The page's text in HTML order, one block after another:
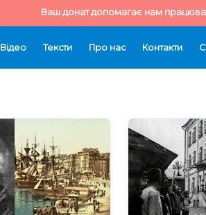
Ваш донат допомагає нам
Відео Тексти Про нас Контакти